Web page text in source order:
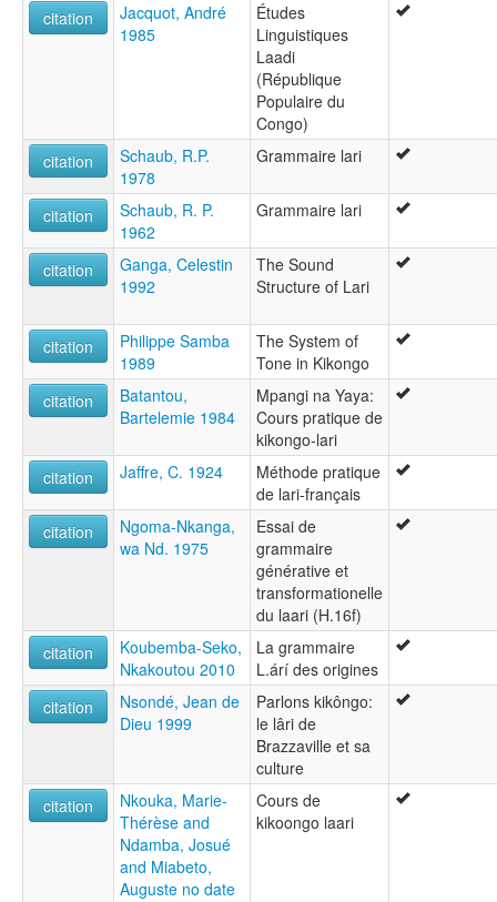
citation
Jacquot, André
1985
Études
Linguistiques
Laadi
(République
Populaire du
Congo)
citation
Schaub, R.P.
1978
Grammaire lari
citation
Schaub, R. P.
1962
Grammaire lari
citation
Ganga, Celestin
1992
The Sound
Structure of Lari
citation
Philippe Samba
1989
The System of
Tone in Kikongo
citation
Batantou,
Bartelemie 1984
Mpangi na Yaya:
Cours pratique de
kikongo-lari
citation
Jaffre, C. 1924
Méthode pratique
de lari-français
citation
Ngoma-Nkanga,
wa Nd. 1975
Essai de
grammaire
générative et
transformationelle
du laari (H.16f)
citation
Koubemba-Seko,
Nkakoutou 2010
La grammaire
L.árí des origines
citation
Nsondé, Jean de
Dieu 1999
Parlons kikôngo:
le lâri de
Brazzaville et sa
culture
citation
Nkouka, Marie-
Thérèse and
Ndamba, Josué
and Miabeto,
Auguste no date
Cours de
kikoongo laari